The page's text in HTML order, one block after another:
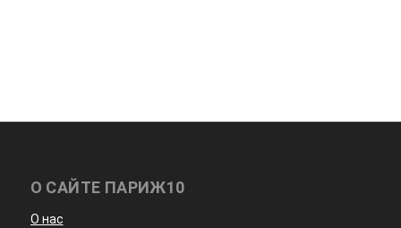
О САЙТЕ ПАРИЖ10
О нас